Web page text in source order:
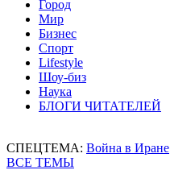
Город
Мир
Бизнес
Спорт
Lifestyle
Шоу-биз
Наука
БЛОГИ ЧИТАТЕЛЕЙ
СПЕЦТЕМА: Война в Иране
ВСЕ ТЕМЫ